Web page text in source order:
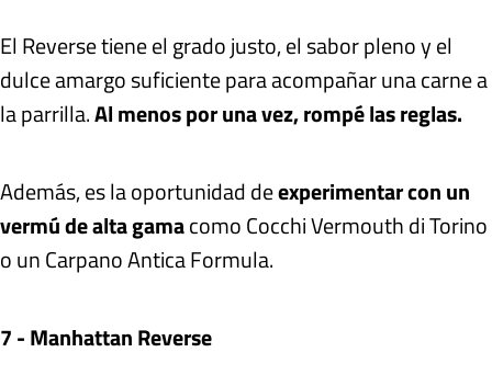
El Reverse tiene el grado justo, el sabor pleno y el
dulce amargo suficiente para acompañar una carne a
la parrilla.Al menos por una vez, rompé las reglas.
Además, es la oportunidad deexperimentar con un
vermú de alta gamacomo Cocchi Vermouth di Torino
o un Carpano Antica Formula.
7 - Manhattan Reverse